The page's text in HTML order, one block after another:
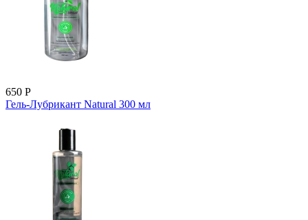
650 Р
Гель-Лубрикант Natural 300 мл